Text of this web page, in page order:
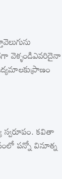
వెళ్ళండిఎవరిదైనా
కవితా
పన్నో వినూత్న